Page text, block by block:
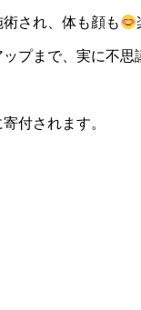
され、体も顔も
プまで、実に不思
付されます。